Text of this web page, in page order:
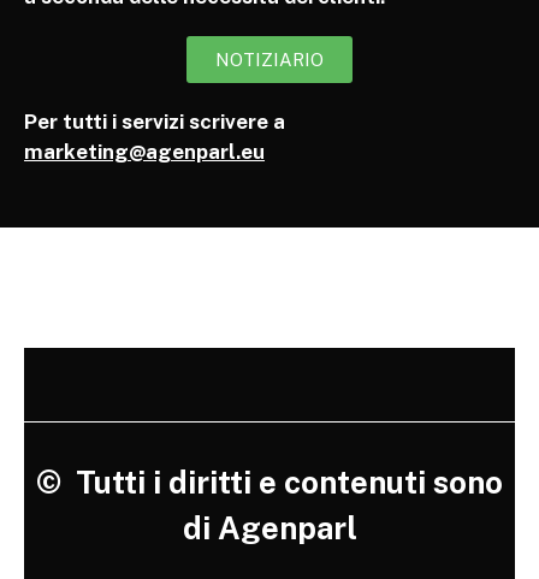
NOTIZIARIO
Per tutti i servizi scrivere a
marketing@agenparl.eu
© Tutti i diritti e contenuti sono
di Agenparl